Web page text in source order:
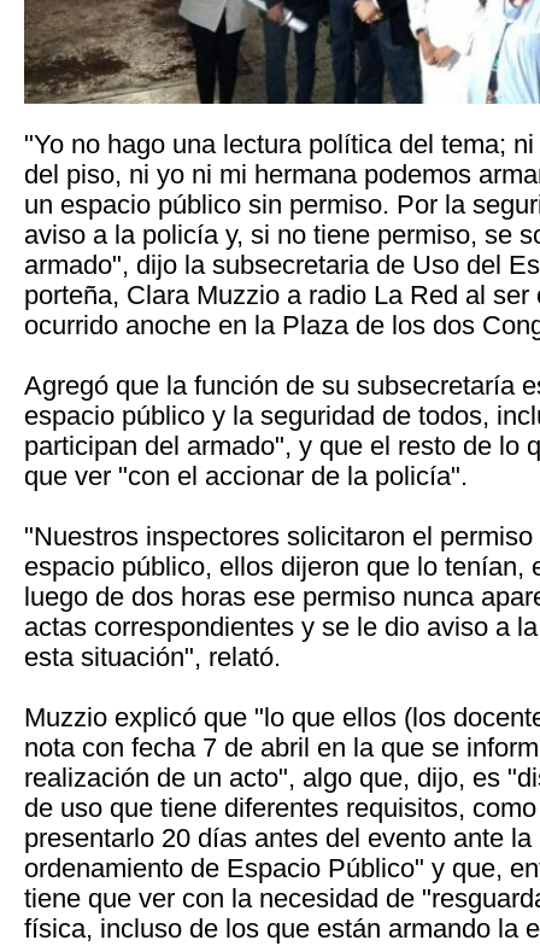
"Yo no hago una lectura política del tema;
del piso, ni yo ni mi hermana podemos
un espacio público sin permiso. Por la
aviso a la policía y, si no tiene permiso, se
armado", dijo la subsecretaria de Uso del
porteña, Clara Muzzio a radio La Red al
ocurrido anoche en la Plaza de los dos
Agregó que la función de su subsecretaría
espacio público y la seguridad de todos,
participan del armado", y que el resto de lo
que ver "con el accionar de la policía".
"Nuestros inspectores solicitaron el
espacio público, ellos dijeron que lo tenían,
luego de dos horas ese permiso nunca
actas correspondientes y se le dio aviso a
esta situación", relató.
Muzzio explicó que "lo que ellos (los
nota con fecha 7 de abril en la que se
realización de un acto", algo que, dijo, es
de uso que tiene diferentes requisitos,
presentarlo 20 días antes del evento ante
ordenamiento de Espacio Público" y que,
tiene que ver con la necesidad de
física, incluso de los que están armando la